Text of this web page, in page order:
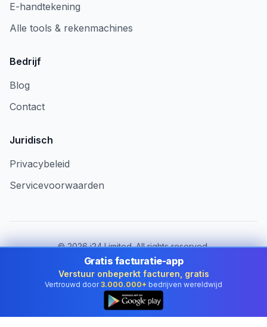
E-handtekening
Alle tools & rekenmachines
Bedrijf
Blog
Contact
Juridisch
Privacybeleid
Servicevoorwaarden
©2026i24 Limited. All rights reserved.
Voor bedrijven in Belgium
Land wijzigen:
Belgium
Gratis facturatie-app
Verstuur onbeperkt facturen, gratis
Vertrouwd door 3.000.000+ bedrijven wereldwijd